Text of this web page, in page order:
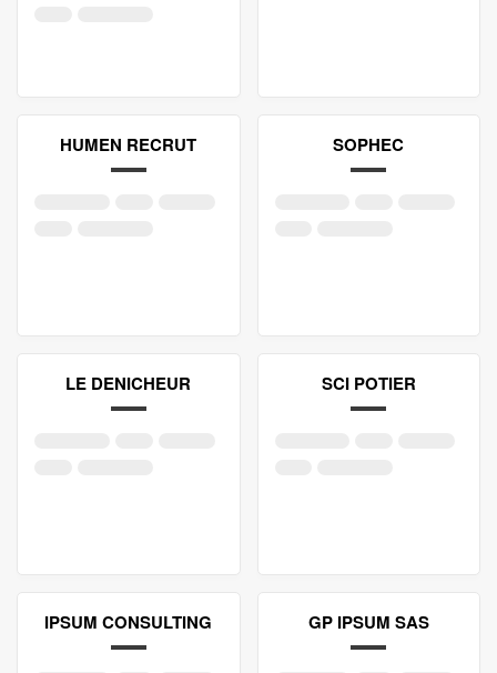
HUMEN RECRUT SOPHEC
LE DENICHEUR SCI POTIER
IPSUM CONSULTING GP IPSUM SAS